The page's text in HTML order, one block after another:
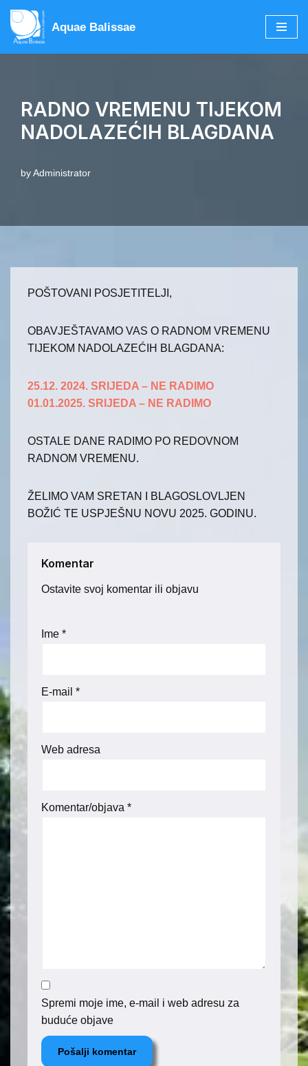
Skip
to
Aquae Balissae
RADNO VREMENU TIJEKOM
NADOLAZEĆIH BLAGDANA
byAdministrator
POŠTOVANI POSJETITELJI,
OBAVJEŠTAVAMO VAS O RADNOM VREMENU
TIJEKOM NADOLAZEĆIH BLAGDANA:
25.12. 2024. SRIJEDA – NE RADIMO
01.01.2025. SRIJEDA – NE RADIMO
OSTALE DANE RADIMO PO REDOVNOM
RADNOM VREMENU.
ŽELIMO VAM SRETAN I BLAGOSLOVLJEN
BOŽIĆ TE USPJEŠNU NOVU 2025. GODINU.
Komentar
Ostavite svoj komentar ili objavu
Ime *
E-mail *
Web adresa
Komentar/objava *
Spremi moje ime, e-mail i web adresu za
buduće objave